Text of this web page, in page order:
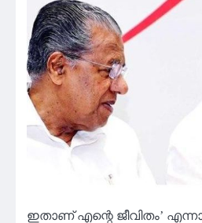
ഇതാണ് എന്റെ ജീവിതം’